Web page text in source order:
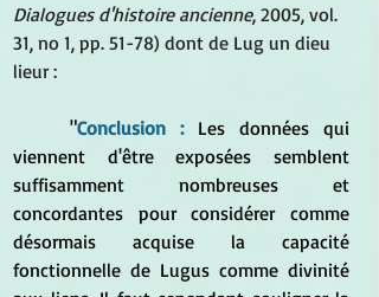
Dialogues d'histoire ancienne, 2005, vol.
31, no 1, pp. 51-78) dont de Lug un dieu
lieur :
	"
Conclusion : Les données qui
viennent d'être exposées semblent
suffisamment nombreuses et
concordantes pour considérer comme
désormais acquise la capacité
fonctionnelle de Lugus comme divinité